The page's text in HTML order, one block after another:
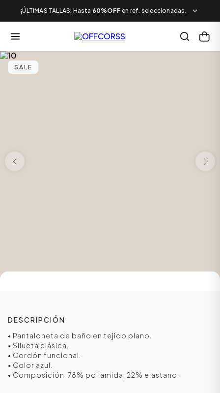
¡ÚLTIMAS TALLAS! Hasta 60%OFF en ref. seleccionadas.
SALE
DESCRIPCIÓN
• Pantaloneta de baño en tejido plano.
• Silueta clásica.
• Cordón funcional.
• Color azul.
• Composición: 78% poliamida, 22% elastano.